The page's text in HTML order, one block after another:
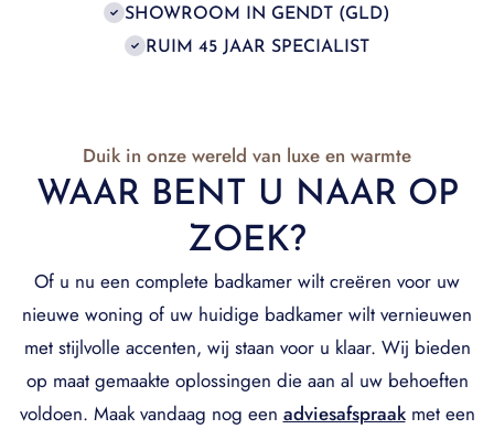
SHOWROOM IN GENDT (GLD)
RUIM 45 JAAR SPECIALIST
Duik in onze wereld van luxe en warmte
WAAR BENT U NAAR OP
ZOEK?
Of u nu een complete badkamer wilt creëren voor uw
nieuwe woning of uw huidige badkamer wilt vernieuwen
met stijlvolle accenten, wij staan voor u klaar. Wij bieden
op maat gemaakte oplossingen die aan al uw behoeften
voldoen. Maak vandaag nog een adviesafspraakmet een